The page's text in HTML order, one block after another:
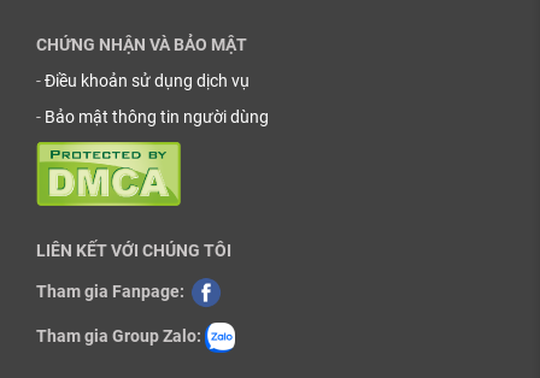
CHỨNG NHẬN VÀ BẢO MẬT
-Điều khoản sử dụng dịch vụ
- Bảo mật thông tin người dùng
LIÊN KẾT VỚI CHÚNG TÔI
Tham gia Fanpage:
Tham gia Group Zalo: